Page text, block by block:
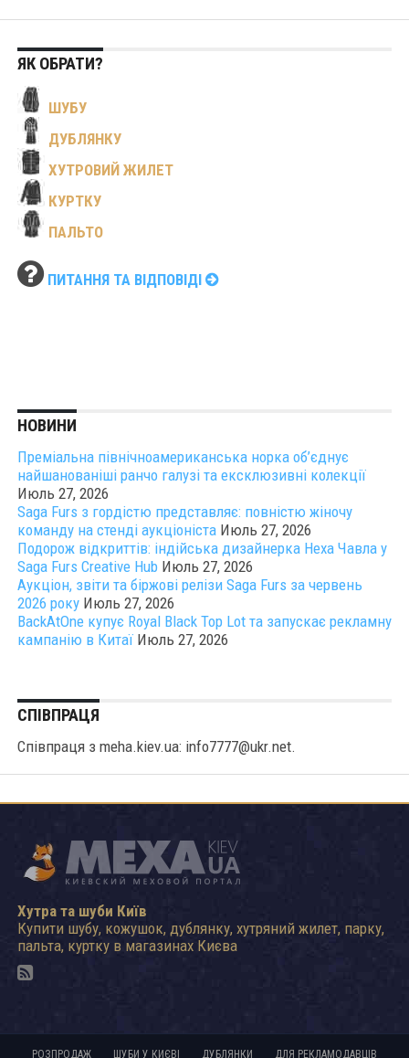
ЯК ОБРАТИ?
ШУБУ
ДУБЛЯНКУ
ХУТРОВИЙ ЖИЛЕТ
КУРТКУ
ПАЛЬТО
ПИТАННЯ ТА ВІДПОВІДІ
НОВИНИ
Преміальна північноамериканська норка об’єднує
найшанованіші ранчо галузі та ексклюзивні колекції
Июль 27, 2026
Saga Furs з гордістю представляє: повністю жіночу
команду на стенді аукціоніста Июль 27, 2026
Подорож відкриттів: індійська дизайнерка Неха Чавла у
Saga Furs Creative Hub Июль 27, 2026
Аукціон, звіти та біржові релізи Saga Furs за червень
2026 року Июль 27, 2026
BackAtOne купує Royal Black Top Lot та запускає рекламну
кампанію в Китаї Июль 27, 2026
СПІВПРАЦЯ
Співпраця з meha.kiev.ua: info7777@ukr.net.
Хутра та шуби Київ
Купити шубу, кожушок, дублянку, хутряний жилет, парку,
пальта, куртку в магазинах Києва
РОЗПРОДАЖ ШУБИ У КИЄВІ ДУБЛЯНКИ ДЛЯ РЕКЛАМОДАВЦІВ